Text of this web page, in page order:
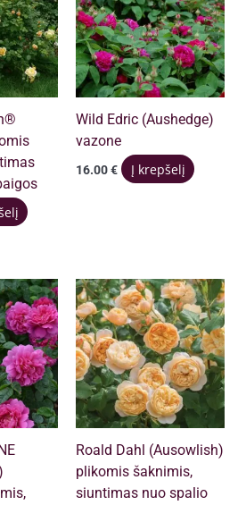
Wild Edric (Aushedge)
vazone
16.00€ Į krepšelį
Roald Dahl (Ausowlish)
plikomis šaknimis,
siuntimas nuo spalio